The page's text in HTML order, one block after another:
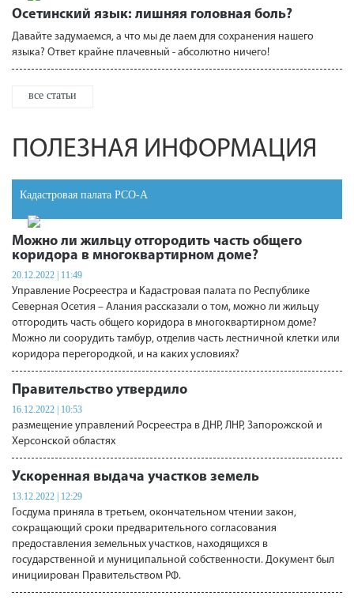
Осетинский язык: лишняя головная боль?
Давайте задумаемся, а что мы де лаем для сохранения нашего
языка? Ответ крайне плачевный - абсолютно ничего!
все статьи
ПОЛЕЗНАЯ ИНФОРМАЦИЯ
Кадастровая палата РСО-А
Можно ли жильцу отгородить часть общего
коридора в многоквартирном доме?
20.12.2022 | 11:49
Управление Росреестра и Кадастровая палата по Республике
Северная Осетия – Алания рассказали о том, можно ли жильцу
отгородить часть общего коридора в многоквартирном доме?
Можно ли соорудить тамбур, отделив часть лестничной клетки или
коридора перегородкой, и на каких условиях?
Правительство утвердило
16.12.2022 | 10:53
размещение управлений Росреестра в ДНР, ЛНР, Запорожской и
Херсонской областях
Ускоренная выдача участков земель
13.12.2022 | 12:29
Госдума приняла в третьем, окончательном чтении закон,
сокращающий сроки предварительного согласования
предоставления земельных участков, находящихся в
государственной и муниципальной собственности. Документ был
инициирован Правительством РФ.